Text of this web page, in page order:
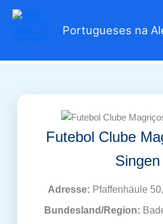
Zum
Inhalt
Portugueses na
Futebol Clube
Singen
Adresse: Pfaffenhäule
Bundesland/Region: